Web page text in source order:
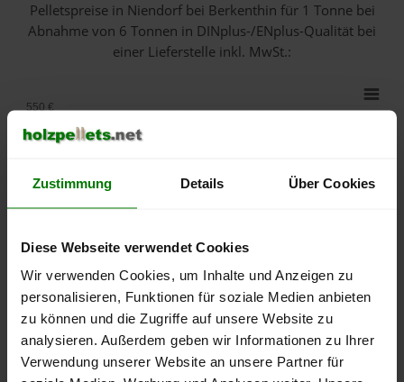
Zustimmung Details Über Cookies
Diese Webseite verwendet Cookies
Wir verwenden Cookies, um Inhalte und Anzeigen zu
personalisieren, Funktionen für soziale Medien anbieten
zu können und die Zugriffe auf unsere Website zu
analysieren. Außerdem geben wir Informationen zu Ihrer
Verwendung unserer Website an unsere Partner für
Pelletspreise in Niendorf bei Berkenthin für 1 Tonne bei
Abnahmevon 6 Tonnen in DINplus-/ENplus-Qualität bei
einer Lieferstelle inkl. MwSt.:
September
Januar
Mai
250 €
300 €
350 €
450 €
550 €